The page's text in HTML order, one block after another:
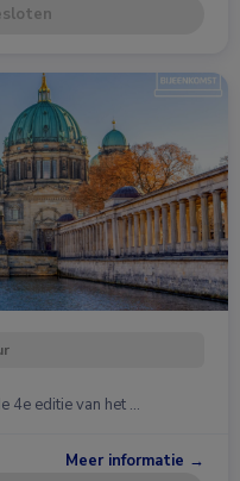
4e editie van het …
Meer informatie →